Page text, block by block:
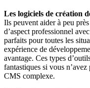
Les logiciels de création
Ils peuvent aider à peu
d’aspect professionnel
parfaits pour toutes les
expérience de
avantage. Ces types
fantastiques si vous
CMS complexe.